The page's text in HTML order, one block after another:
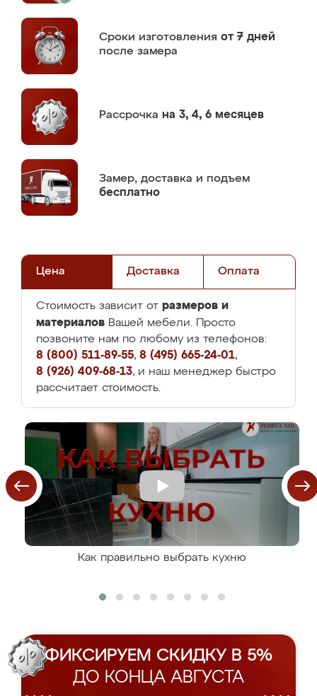
Сроки изготовления от 7 дней
после замера
Рассрочка на 3, 4, 6 месяцев
Замер, доставка и подъем
бесплатно
Цена Доставка Оплата
Стоимость зависит от размеров и
материалов Вашей мебели. Просто
позвоните нам по любому из телефонов:
8 (800) 511-89-55, 8 (495) 665-24-01,
8 (926) 409-68-13, и наш менеджер быстро
рассчитает стоимость.
Как правильно выбрать кухню
ФИКСИРУЕМ СКИДКУ В 5%
ДО КОНЦА АВГУСТА